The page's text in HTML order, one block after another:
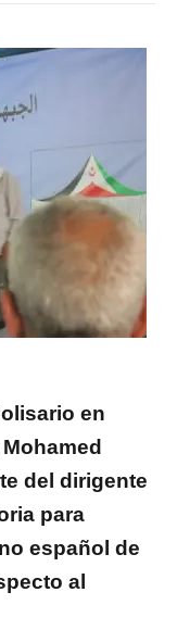
en
del dirigente
para
español de
al